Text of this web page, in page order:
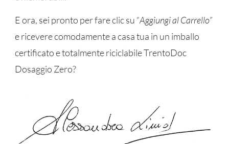
E ora, sei pronto per fare clic su “Aggiungi al Carrello”
e ricevere comodamente a casa tua in un imballo
certificato e totalmente riciclabile TrentoDoc
Dosaggio Zero?